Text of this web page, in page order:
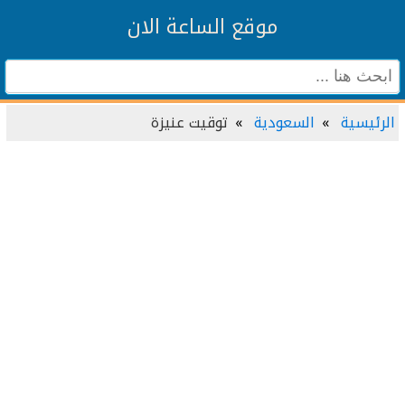
موقع الساعة الان
الرئيسية السعودية توقيت عنيزة